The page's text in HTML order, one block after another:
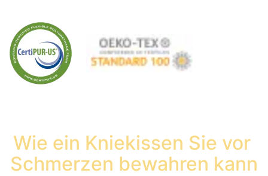
Wie ein Kniekissen Sie vor
Schmerzen bewahren kann